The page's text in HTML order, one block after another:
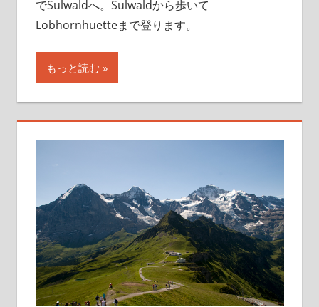
でSulwaldへ。Sulwaldから歩いて
Lobhornhuetteまで登ります。
もっと読む